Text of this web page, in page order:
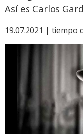
Así es Carlos
19.07.2021 | tiempo